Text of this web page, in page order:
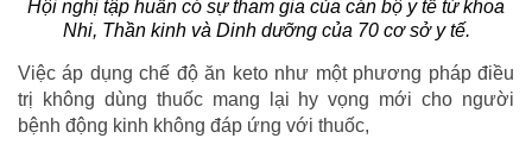
Hội nghị tập huấn có sự tham gia của cán bộ y tế từ khoa
Nhi, Thần kinh và Dinh dưỡng của 70 cơ sở y tế.
Việc áp dụng chế độ ăn keto như một phương pháp điều
trị không dùng thuốc mang lại hy vọng mới cho người
bệnh động kinh không đáp ứng với thuốc,